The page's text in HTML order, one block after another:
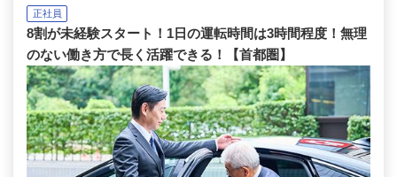
正社員
8割が未経験スタート！1日の運転時間は3時間程度！無理
のない働き方で長く活躍できる！【首都圏】